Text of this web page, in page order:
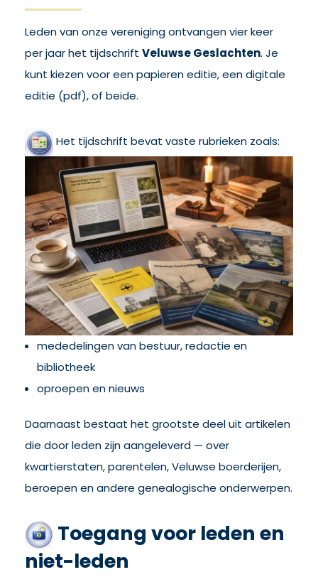
Leden van onze vereniging ontvangen vier keer
per jaar het tijdschrift Veluwse Geslachten. Je
kunt kiezen voor een papieren editie, een digitale
editie (pdf), of beide.
Het tijdschrift bevat vaste rubrieken zoals:
mededelingen van bestuur, redactie en
bibliotheek
oproepen en nieuws
Daarnaast bestaat het grootste deel uit artikelen
die door leden zijn aangeleverd — over
kwartierstaten, parentelen, Veluwse boerderijen,
beroepen en andere genealogische onderwerpen.
Toegang voor leden en
niet-leden